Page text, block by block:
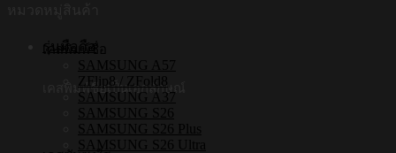
เคสพิมพ์ชื่อ
เคสพิมพ์ชื่อเป็นเอกลักษณ์
Samsung
รุ่นมือถือ
SAMSUNG A57
ZFlip8 / ZFold8
SAMSUNG A37
SAMSUNG S26
SAMSUNG S26 Plus
SAMSUNG S26 Ultra